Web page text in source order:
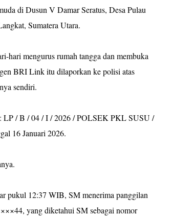
di Dusun V Damar Seratus, Desa Pulau
Sumatera Utara.
hari mengurus rumah tangga dan membuka
BRI Link itu dilaporkan ke polisi atas
sendiri.
LP / B / 04 / I / 2026 / POLSEK PKL SUSU /
16 Januari 2026.
pukul 12:37 WIB, SM menerima panggilan
yang diketahui SM sebagai nomor